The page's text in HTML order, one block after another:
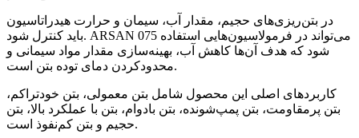
در بتن‌ریزی‌های حجیم، مقدار آب، سیمان و حرارت هیدراتاسیون
باید کنترل شود. ARSAN 075 می‌تواند در فرمولاسیون‌هایی استفاده
شود که هدف آن‌ها کاهش آب، بهینه‌سازی مقدار مواد سیمانی و
محدودکردن دمای توده بتن است.
کاربردهای اصلی این محصول شامل بتن معمولی، بتن خودتراکم،
بتن پرمقاومت، بتن پمپ‌شونده، بتن بادوام، بتن با عملکرد بالا، بتن
حجیم و بتن کم‌نفوذ است.